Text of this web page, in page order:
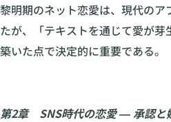
黎明期のネット恋愛は、現代のア
たが、「テキストを通じて愛が
築いた点で決定的に重要である。
第2章 SNS時代の恋愛 ― 承認と